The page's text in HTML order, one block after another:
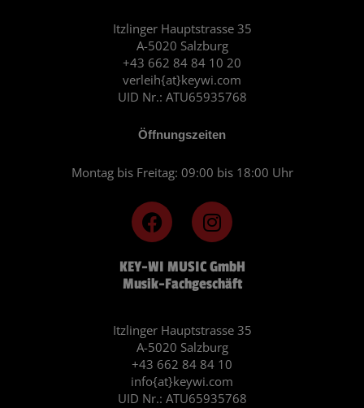
KEY-WI MUSIC GmbH
Musik-Fachgeschäft
Itzlinger Hauptstrasse 35
A-5020 Salzburg
+43 662 84 84 10
info{at}keywi.com
UID Nr.: ATU65935768
F
a
c
e
b
o
k
I
n
s
t
a
r
a
m
Itzlinger Hauptstrasse 35
A-5020 Salzburg
+43 662 84 84 10 20
verleih{at}keywi.com
UID Nr.: ATU65935768
Öffnungszeiten
Montag bis Freitag: 09:00 bis 18:00 Uhr